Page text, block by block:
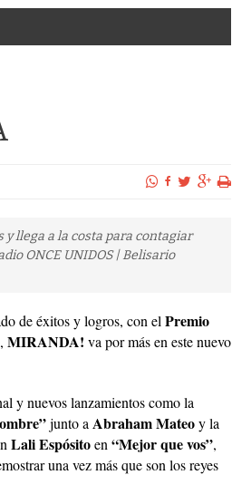
llega a la costa para contagiar
ONCE UNIDOS | Belisario
de éxitos y logros, con elPremio
MIRANDA! va por más en este nuevo
y nuevos lanzamientos como la
junto aAbraham Mateoy la
Lali Espósitoen“Mejor que vos”,
una vez más que son los reyes